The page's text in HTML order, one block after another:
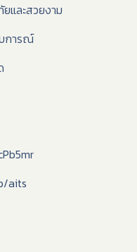
และสวยงาม
การณ์
aits